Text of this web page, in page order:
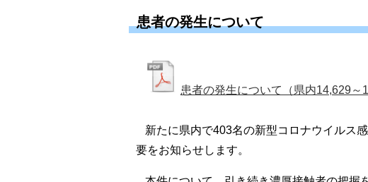
患者の発生について
患者の発生について（県内14,629～
新たに県内で403名の新型コロナウイルス
要をお知らせします。